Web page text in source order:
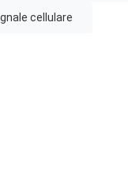
cellulare